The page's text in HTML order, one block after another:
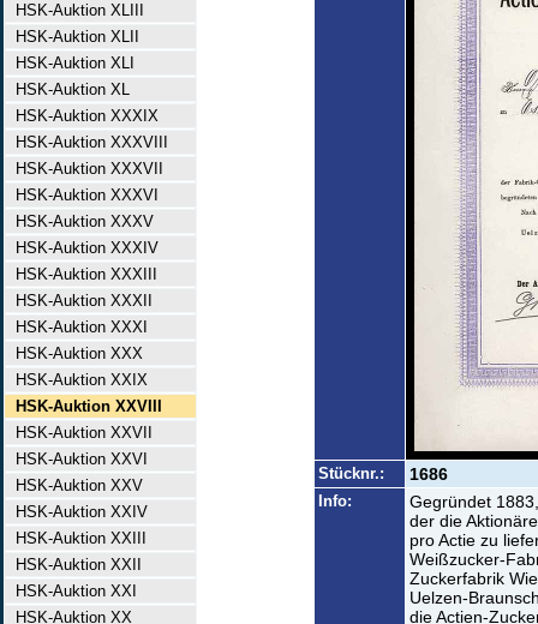
HSK-Auktion XLIII
HSK-Auktion XLII
HSK-Auktion XLI
HSK-Auktion XL
HSK-Auktion XXXIX
HSK-Auktion XXXVIII
HSK-Auktion XXXVII
HSK-Auktion XXXVI
HSK-Auktion XXXV
HSK-Auktion XXXIV
HSK-Auktion XXXIII
HSK-Auktion XXXII
HSK-Auktion XXXI
HSK-Auktion XXX
HSK-Auktion XXIX
HSK-Auktion XXVIII
HSK-Auktion XXVII
HSK-Auktion XXVI
HSK-Auktion XXV
HSK-Auktion XXIV
HSK-Auktion XXIII
HSK-Auktion XXII
HSK-Auktion XXI
HSK-Auktion XX
Stücknr.: 1686
Info:
Gegründet
der die
pro Actie zu
Weißzucker-
Zuckerfabrik
Uelzen-
die Actien-